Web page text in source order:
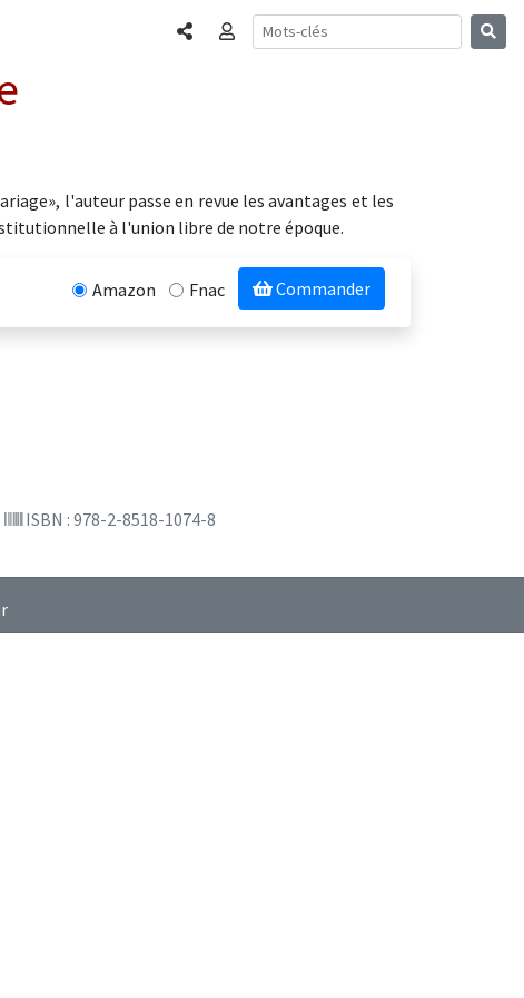
PartagerConnexion
l'auteur passe en revue les avantages et les
à l'union libre de notre époque.
Amazon Fnac Commander
ISBN : 978-2-8518-1074-8